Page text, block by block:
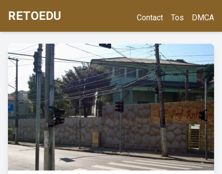
RETOEDU Contact Tos DMCA